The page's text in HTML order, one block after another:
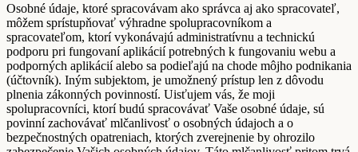
Osobné údaje, ktoré spracovávam ako správca aj ako spracovateľ,
môžem sprístupňovať výhradne spolupracovníkom a
spracovateľom, ktorí vykonávajú administratívnu a technickú
podporu pri fungovaní aplikácií potrebných k fungovaniu webu a
podporných aplikácií alebo sa podieľajú na chode môjho podnikania
(účtovník). Iným subjektom, je umožnený prístup len z dôvodu
plnenia zákonných povinností. Uisťujem vás, že moji
spolupracovníci, ktorí budú spracovávať Vaše osobné údaje, sú
povinní zachovávať mlčanlivosť o osobných údajoch a o
bezpečnostných opatreniach, ktorých zverejnenie by ohrozilo